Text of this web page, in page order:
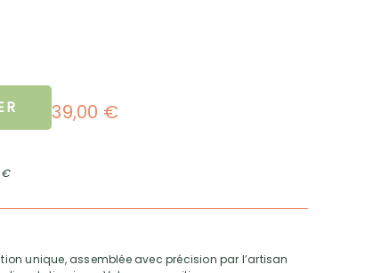
39,00 €
€
unique, assemblée avec précision par l’artisan